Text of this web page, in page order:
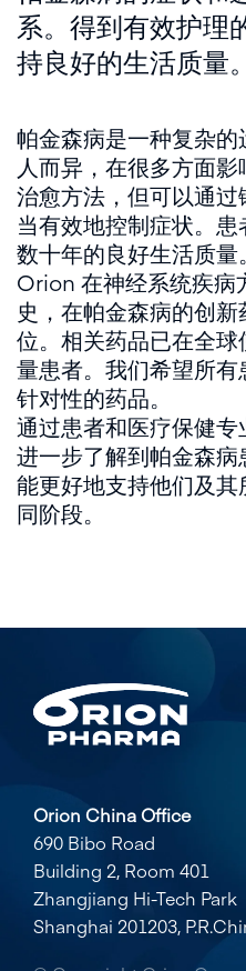
系。得到有效护理
持良好的生活质量。
帕金森病是一种复杂
人而异，在很多方面
治愈方法，但可以通
当有效地控制症状。
数十年的良好生活质量。
Orion 在神经系统疾病
史，在帕金森病的创
位。相关药品已在全
量患者。我们希望所
针对性的药品。
通过患者和医疗保健
进一步了解到帕金森
能更好地支持他们及
同阶段。
Orion China Office
690 Bibo Road
Building 2, Room 401
Zhangjiang Hi-Tech Park
Shanghai 201203,